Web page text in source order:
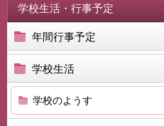
学校生活・行事予定
年間行事予定
学校生活
学校のようす